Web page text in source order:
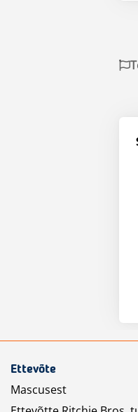
Ettevõte
Mascusest